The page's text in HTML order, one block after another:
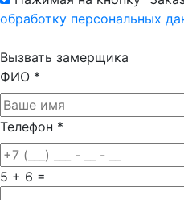
обработку персональных
Вызвать замерщика
ФИО *
Телефон *
5 + 6 =